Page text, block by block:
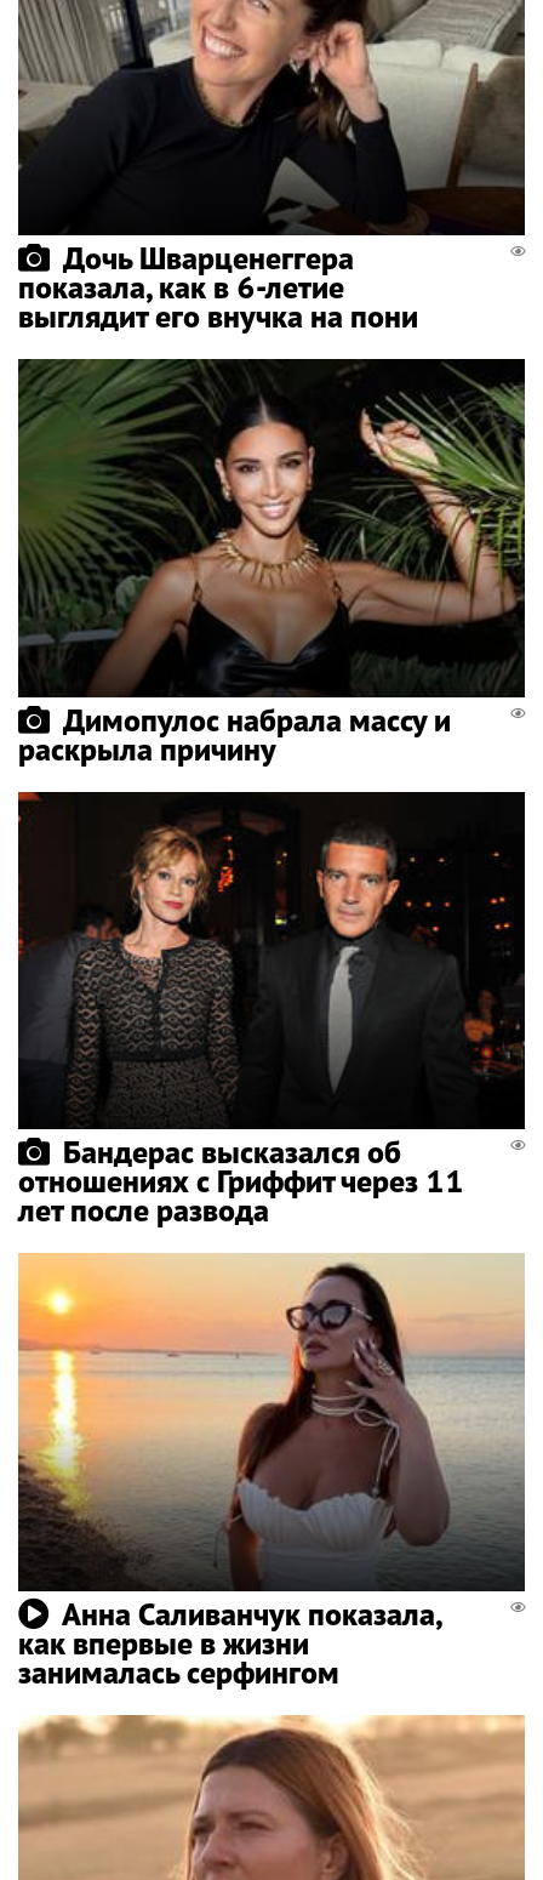
Дочь Шварценеггера
показала, как в 6-летие
выглядит его внучка на пони
Димопулос набрала массу и
раскрыла причину
Бандерас высказался об
отношениях с Гриффит через 11
лет после развода
Анна Саливанчук показала,
как впервые в жизни
занималась серфингом